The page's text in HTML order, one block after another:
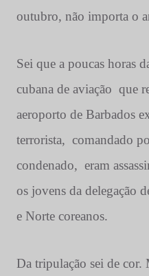
outubro, não importa o
Sei que a poucas horas
cubana de aviação que
aeroporto de Barbados
terrorista, comandado
condenado, eram
os jovens da delegação
e Norte coreanos.
Da tripulação sei de cor.